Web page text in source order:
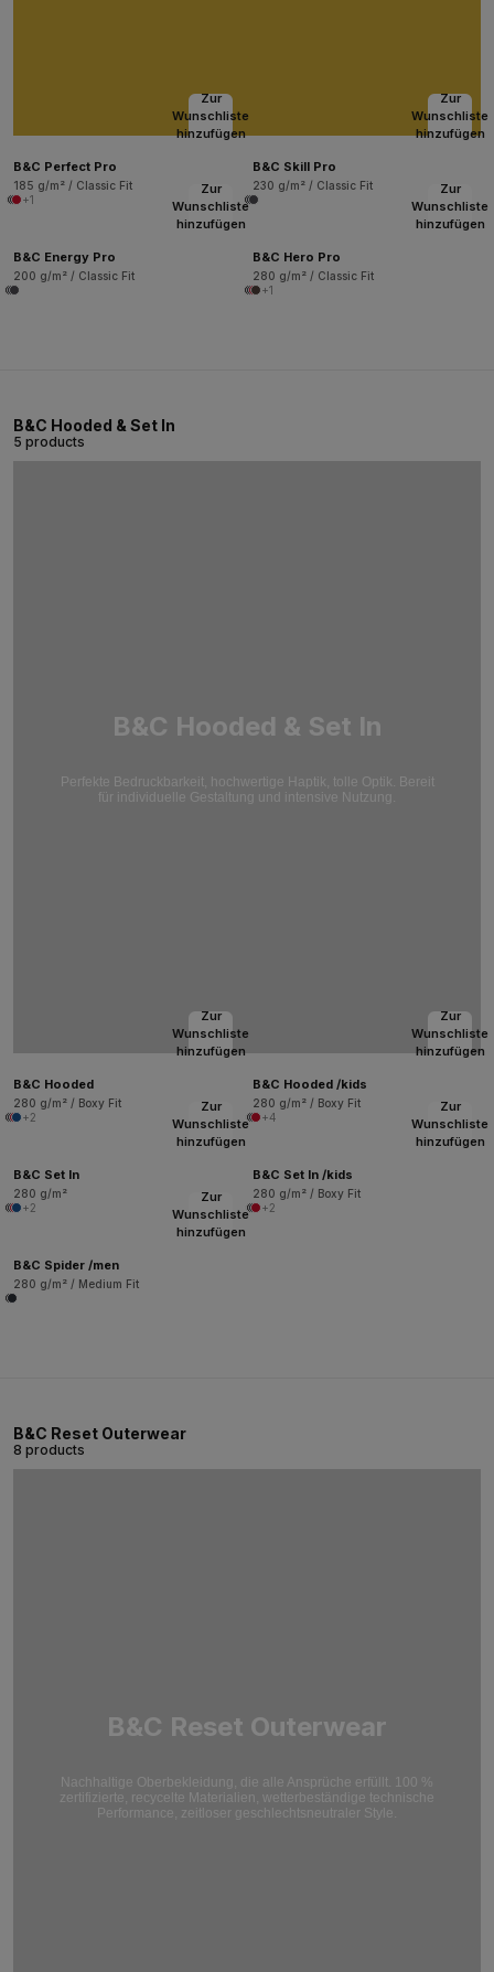
Zur
Wunschliste
hinzufügen
B&C Perfect Pro
185 g/m² / Classic Fit
+1
Zur
Wunschliste
hinzufügen
B&C Skill Pro
230 g/m² / Classic Fit
Zur
Wunschliste
hinzufügen
B&C Energy Pro
200 g/m² / Classic Fit
Zur
Wunschliste
hinzufügen
B&C Hero Pro
280 g/m² / Classic Fit
+1
B&C Hooded & Set In
5 products
B&C Hooded & Set In
Perfekte Bedruckbarkeit, hochwertige Haptik, tolle Optik. Bereit
für individuelle Gestaltung und intensive Nutzung.
Zur
Wunschliste
hinzufügen
B&C Hooded
280 g/m² / Boxy Fit
+2
Zur
Wunschliste
hinzufügen
B&C Hooded /kids
280 g/m² / Boxy Fit
+4
Zur
Wunschliste
hinzufügen
B&C Set In
280 g/m²
+2
Zur
Wunschliste
hinzufügen
B&C Set In /kids
280 g/m² / Boxy Fit
+2
Zur
Wunschliste
hinzufügen
B&C Spider /men
280 g/m² / Medium Fit
B&C Reset Outerwear
8 products
B&C Reset Outerwear
Nachhaltige Oberbekleidung, die alle Ansprüche erfüllt. 100 %
zertifizierte, recycelte Materialien, wetterbeständige technische
Performance, zeitloser geschlechtsneutraler Style.